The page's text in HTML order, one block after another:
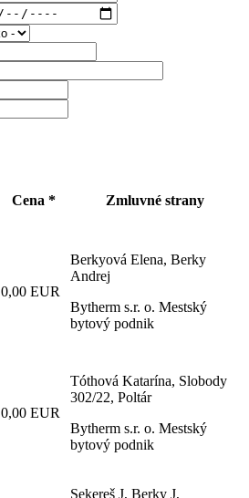
Cena * Zmluvné strany
0,00 EUR
Berkyová Elena, Berky
Andrej
Bytherm s.r. o. Mestský
bytový podnik
0,00 EUR
Tóthová Katarína, Slobody
302/22, Poltár
Bytherm s.r. o. Mestský
bytový podnik
Sekereš J, Berky J,